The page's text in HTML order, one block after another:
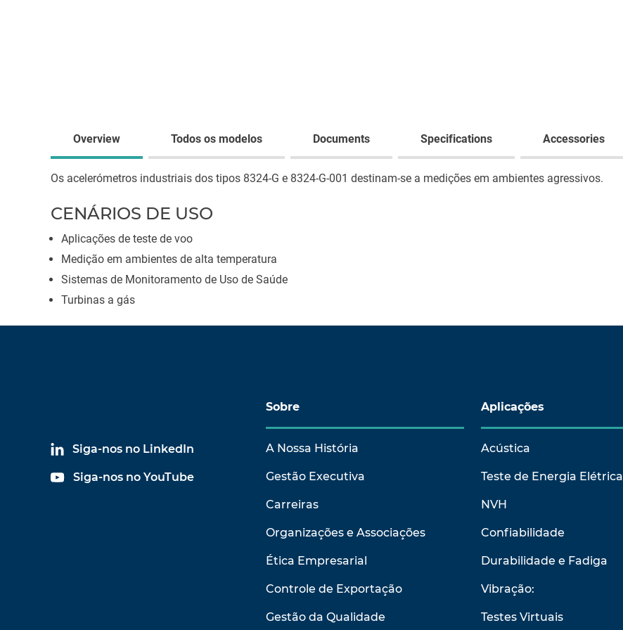
Overview Todos os modelos Documents Specifications Accessories
Os acelerómetros industriais dos tipos 8324-G e 8324-G-001 destinam-se a medições em ambientes agressivos.
CENÁRIOS DE USO
Aplicações de teste de voo
Medição em ambientes de alta temperatura
Sistemas de Monitoramento de Uso de Saúde
Turbinas a gás
Siga-nos no LinkedIn
Siga-nos no YouTube
Sobre
A Nossa História
Gestão Executiva
Carreiras
Organizações e Associações
Ética Empresarial
Controle de Exportação
Gestão da Qualidade
Aplicações
Acústica
Teste de Energia Elétrica
NVH
Confiabilidade
Durabilidade e Fadiga
Vibração:
Testes Virtuais